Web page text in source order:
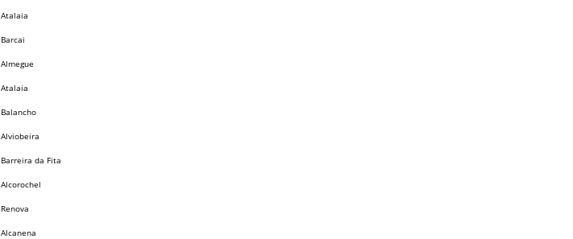
Atalaia
Barcai
Almegue
Atalaia
Balancho
Alviobeira
Barreira da Fita
Alcorochel
Renova
Alcanena